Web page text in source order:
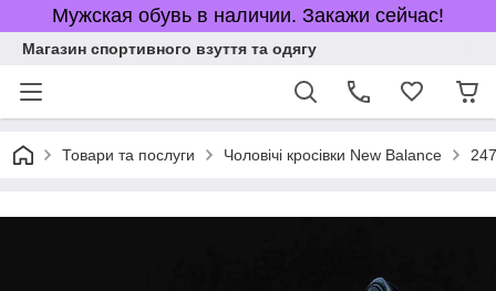
Мужская обувь в наличии. Закажи сейчас!
Магазин спортивного взуття та одягу
Товари та послуги Чоловічі кросівки New Balance 247